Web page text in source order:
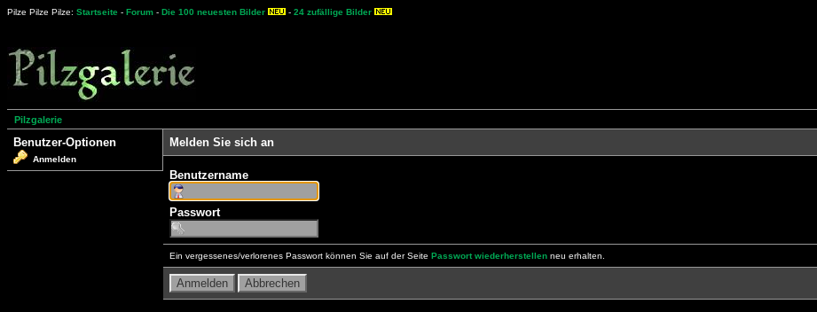
Pilze Pilze Pilze: Startseite - Forum - Die 100 neuesten Bilder - 24 zufällige Bilder
Pilzgalerie
Benutzer-Optionen
Anmelden
Melden Sie sich an
Benutzername
Passwort
Ein vergessenes/verlorenes Passwort können Sie auf der Seite Passwort wiederherstellen neu erhalten.